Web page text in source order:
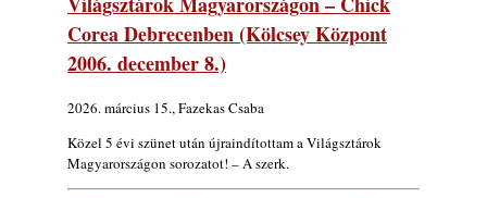
Corea Debrecenben (Kölcsey Központ
2006. december 8.)
2026. március 15., Fazekas Csaba
Közel 5 évi szünet után újraindítottam a Világsztárok
Magyarországon sorozatot! – A szerk.